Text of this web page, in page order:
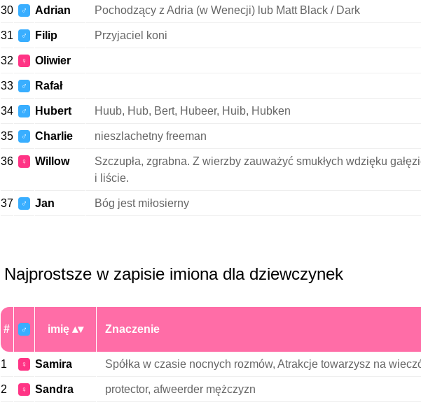
30 ♂ Adrian Pochodzący z Adria (w Wenecji) lub Matt Black / Dark
31 ♂ Filip Przyjaciel koni
32 ♀ Oliwier
33 ♂ Rafał
34 ♂ Hubert Huub, Hub, Bert, Hubeer, Huib, Hubken
35 ♂ Charlie nieszlachetny freeman
36 ♀ Willow
Szczupła, zgrabna. Z wierzby zauważyć smukłych wdzięku
i liście.
37 ♂ Jan Bóg jest miłosierny
Najprostsze w zapisie imiona dla dziewczynek
# ♂ imię Znaczenie
1 ♀ Samira Spółka w czasie nocnych rozmów, Atrakcje towarzysz na
2 ♀ Sandra protector, afweerder mężczyzn